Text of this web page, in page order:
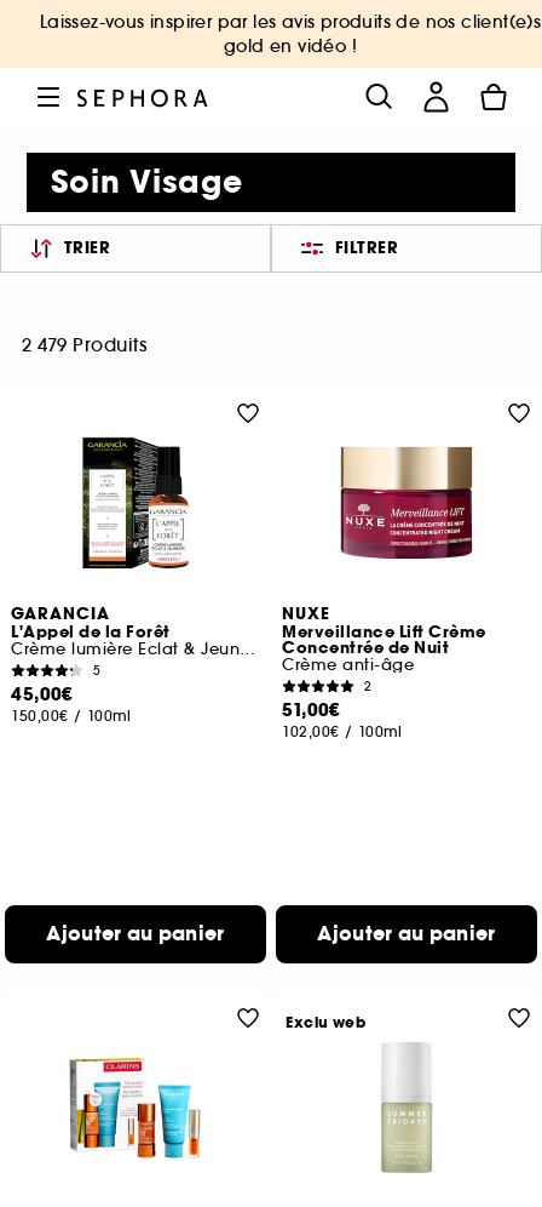
Laissez-vous inspirer par les avis produits de nos client(e)s
gold en vidéo !
Soin Visage
TRIER FILTRER
2 479 Produits
GARANCIA
L'Appel de la Forêt
Crème lumière Eclat & Jeunesse
5
45,00€
150,00€ / 100ml
Ajouter au panier
NUXE
Merveillance Lift Crème
Concentrée de Nuit
Crème anti-âge
2
51,00€
102,00€ / 100ml
Ajouter au panier
Exclu web